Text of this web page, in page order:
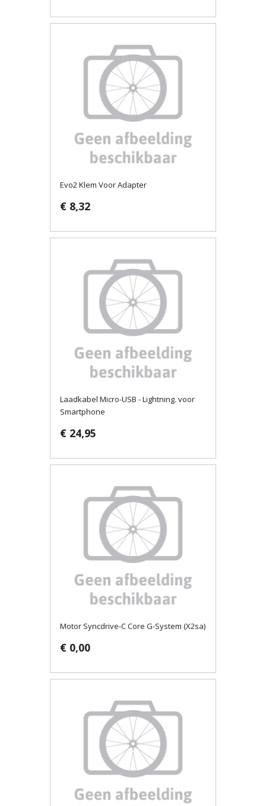
Evo2 Klem Voor Adapter
€ 8,32
Laadkabel Micro-USB - Lightning. voor
Smartphone
€ 24,95
Motor Syncdrive-C Core G-System (X2sa)
€ 0,00